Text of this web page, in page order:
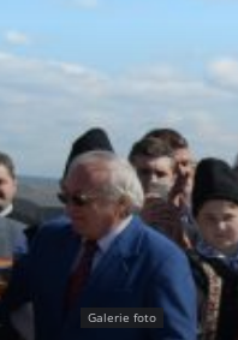
Galerie foto